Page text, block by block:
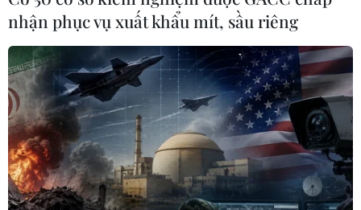
nhận phục vụ xuất khẩu mít, sầu riêng